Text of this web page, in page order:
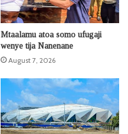
Mtaalamu atoa somo ufugaji
wenye tija Nanenane
August 7, 2026